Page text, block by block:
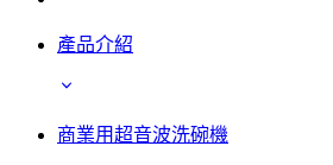
產品介紹
商業用超音波洗碗機